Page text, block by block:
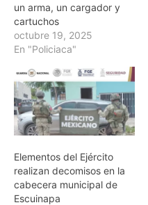
un arma, un cargador y
cartuchos
octubre 19, 2025
En "Policiaca"
Elementos del Ejército
realizan decomisos en la
cabecera municipal de
Escuinapa